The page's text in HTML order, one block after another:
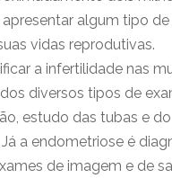
algum tipo
vidas reprodutivas.
a infertilidade nas
diversos tipos de
estudo das tubas e
Já a endometriose é
de imagem e de